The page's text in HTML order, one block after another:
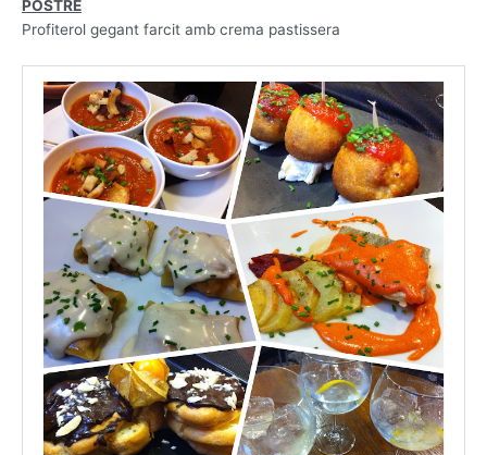
POSTRE
Profiterol gegant farcit amb crema pastissera